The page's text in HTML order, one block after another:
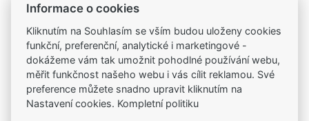
Už od roku 2001 jsme součástí vašich příběhů
Široký výběr produktů
Na našem e-shopu máte výběr z tisíců šperků
Garance vysoké kvality
Informace o cookies
Kliknutím na Souhlasím se vším budou uloženy cookies
funkční, preferenční, analytické i marketingové -
dokážeme vám tak umožnit pohodlné používání webu,
měřit funkčnost našeho webu i vás cílit reklamou. Své
preference můžete snadno upravit kliknutím na
Nastavení cookies. Kompletní politiku